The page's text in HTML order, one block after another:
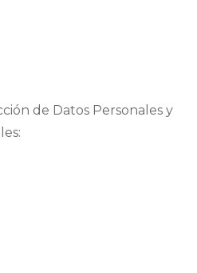
de Datos Personales y